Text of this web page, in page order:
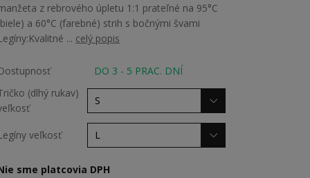
z rebrového úpletu 1:1 prateľné na 95°C
a 60°C (farebné) strih s bočnými švami
... celý popis
DO 3 - 5 PRAC. DNÍ
(dlhý rukav)
veľkosť
sme platcovia DPH